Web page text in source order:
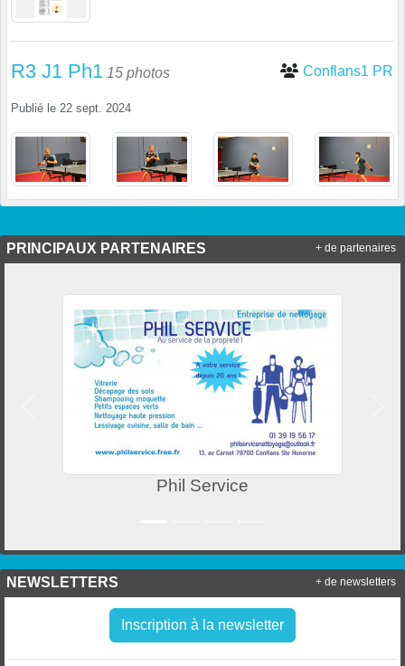
R3 J1 Ph1 15 photos Conflans1 PR
Publié le 22 sept. 2024
PRINCIPAUX PARTENAIRES
Phil Service
+ de partenaires
NEWSLETTERS
Inscription à la newsletter
+ de newsletters